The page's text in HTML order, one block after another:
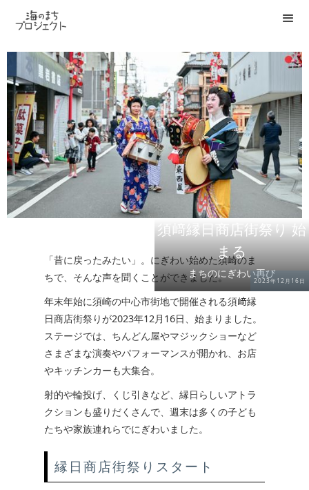
須﨑縁日商店街祭り 始
まる
まちのにぎわい再び
2023年12月16日
「昔に戻ったみたい」。にぎわい始めた須崎のま
ちで、そんな声を聞くことができました。
年末年始に須崎の中心市街地で開催される須﨑縁
日商店街祭りが2023年12月16日、始まりました。
ステージでは、ちんどん屋やマジックショーなど
さまざまな演奏やパフォーマンスが開かれ、お店
やキッチンカーも大集合。
射的や輪投げ、くじ引きなど、縁日らしいアトラ
クションも盛りだくさんで、週末は多くの子ども
たちや家族連れらでにぎわいました。
縁日商店街祭りスタート